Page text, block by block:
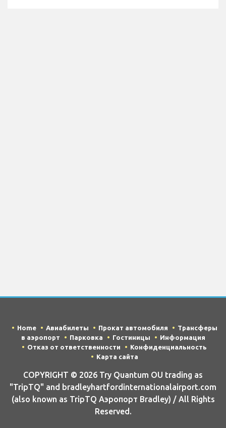
Home Авиабилеты Прокат автомобиля
Трансферы
в аэропорт
Парковка Гостиницы
Информация
Отказ от ответственности
Конфиденциальность
Карта сайта
COPYRIGHT © 2026 Try Quantum OU trading as
"TripTQ" and bradleyhartfordinternationalairport.com
(also known as TripTQ Аэропорт Bradley) / All Rights
Reserved.